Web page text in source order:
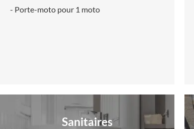
- Porte-moto pour 1 moto
Sanitaires